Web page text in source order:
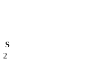
S
2